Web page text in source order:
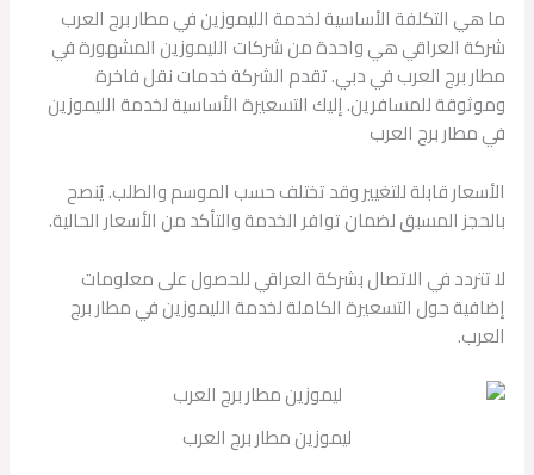
ما هي التكلفة الأساسية لخدمة الليموزين في مطار برج العرب
شركة العراقي هي واحدة من شركات الليموزين المشهورة في
مطار برج العرب في دبي. تقدم الشركة خدمات نقل فاخرة
وموثوقة للمسافرين. إليك التسعيرة الأساسية لخدمة الليموزين
في مطار برج العرب
الأسعار قابلة للتغيير وقد تختلف حسب الموسم والطلب. يُنصح
بالحجز المسبق لضمان توافر الخدمة والتأكد من الأسعار الحالية.
لا تتردد في الاتصال بشركة العراقي للحصول على معلومات
إضافية حول التسعيرة الكاملة لخدمة الليموزين في مطار برج
العرب.
ليموزين مطار برج العرب